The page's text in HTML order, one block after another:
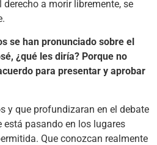
derecho a morir libremente, se
se han pronunciado sobre el
¿qué les diría? Porque no
para presentar y aprobar
y que profundizaran en el debate
está pasando en los lugares
Que conozcan realmente